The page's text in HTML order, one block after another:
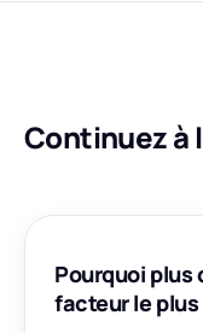
Continuez à
Pourquoi plus
facteur le